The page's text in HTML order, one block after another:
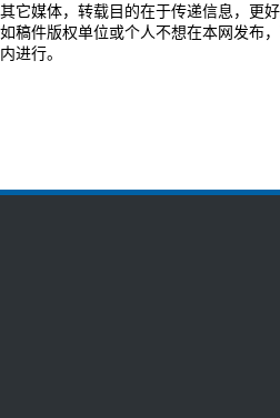
其它媒体，转载目的在于传递信息，更
如稿件版权单位或个人不想在本网发布
内进行。